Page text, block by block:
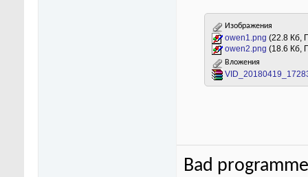
Изображения
owen1.png (22.8 Кб,
owen2.png (18.6 Кб,
Вложения
Bad